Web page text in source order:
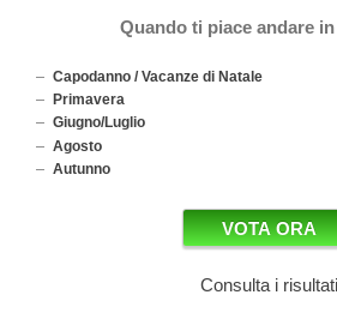
Quando ti piace andare
Capodanno / Vacanze di Natale
Primavera
Giugno/Luglio
Agosto
Autunno
Consulta i risultati